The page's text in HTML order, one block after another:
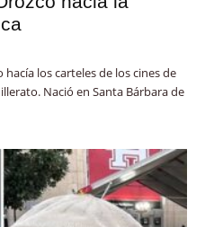
hacía los carteles de los cines de
Nació en Santa Bárbara de